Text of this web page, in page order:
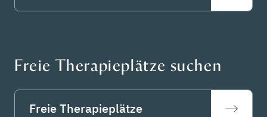
Freie Therapieplätze suchen
Freie Therapieplätze